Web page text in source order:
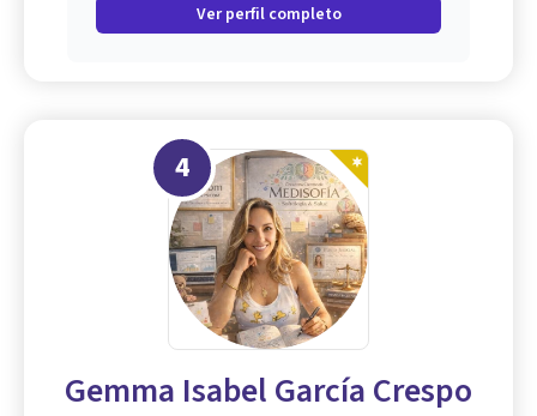
Ver perfil completo
4
Gemma Isabel García Crespo